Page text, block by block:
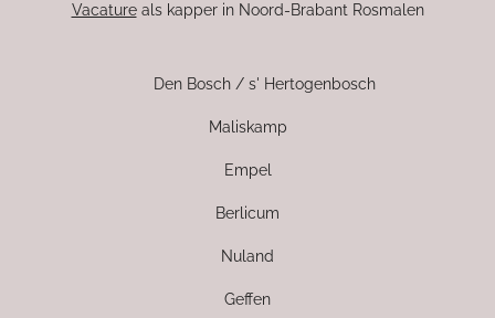
Vacatureals kapper in Noord-Brabant Rosmalen
Den Bosch / s' Hertogenbosch
Maliskamp
Empel
Berlicum
Nuland
Geffen